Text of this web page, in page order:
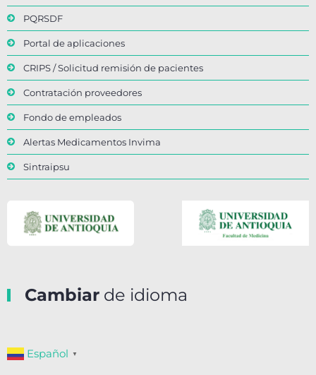
PQRSDF
Portal de aplicaciones
CRIPS / Solicitud remisión de pacientes
Contratación proveedores
Fondo de empleados
Alertas Medicamentos Invima
Sintraipsu
Cambiar de idioma
Español ▼